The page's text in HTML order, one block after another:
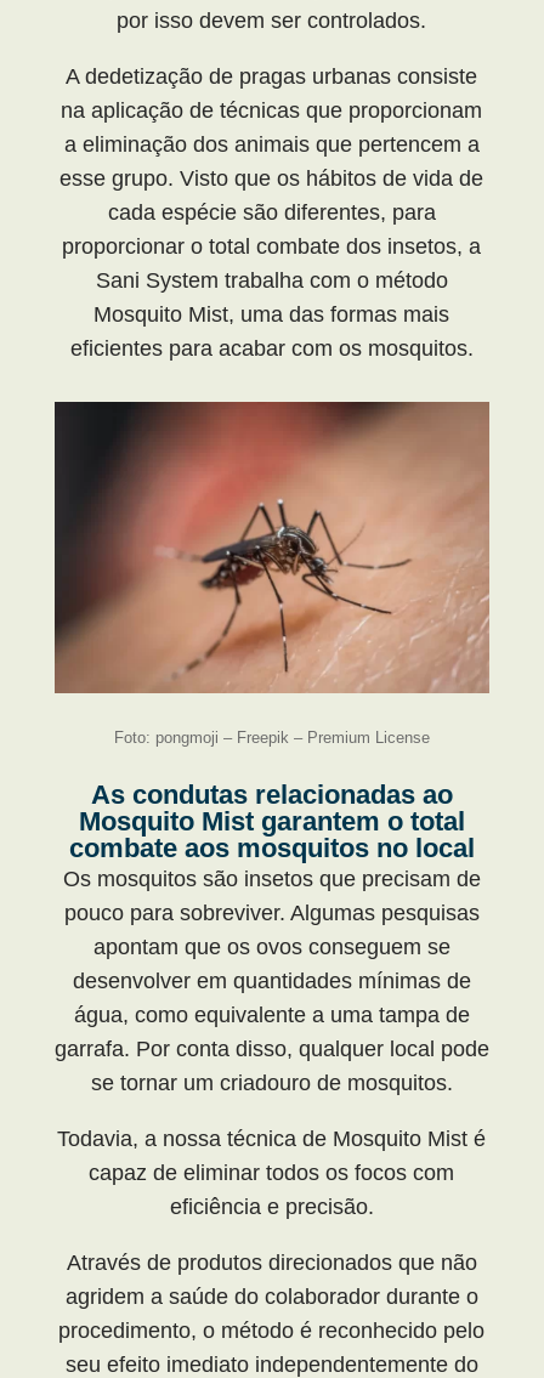
por isso devem ser controlados.
A dedetização de pragas urbanas consiste
na aplicação de técnicas que proporcionam
a eliminação dos animais que pertencem a
esse grupo. Visto que os hábitos de vida de
cada espécie são diferentes, para
proporcionar o total combate dos insetos, a
Sani System trabalha com o método
Mosquito Mist, uma das formas mais
eficientes para acabar com os mosquitos.
Foto: pongmoji – Freepik – Premium License
As condutas relacionadas ao
Mosquito Mist garantem o total
combate aos mosquitos no local
Os mosquitos são insetos que precisam de
pouco para sobreviver. Algumas pesquisas
apontam que os ovos conseguem se
desenvolver em quantidades mínimas de
água, como equivalente a uma tampa de
garrafa. Por conta disso, qualquer local pode
se tornar um criadouro de mosquitos.
Todavia, a nossa técnica de Mosquito Mist é
capaz de eliminar todos os focos com
eficiência e precisão.
Através de produtos direcionados que não
agridem a saúde do colaborador durante o
procedimento, o método é reconhecido pelo
seu efeito imediato independentemente do